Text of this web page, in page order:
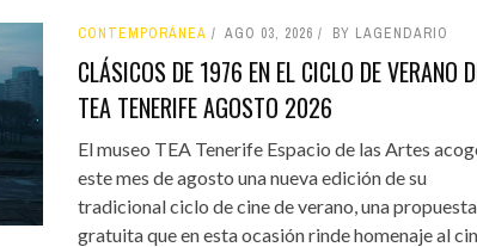
CONTEMPORÁNEA AGO 03, 2026 BY LAGENDARIO
CLÁSICOS DE 1976 EN EL CICLO DE VERANO
TEA TENERIFE AGOSTO 2026
El museo TEA Tenerife Espacio de las Artes
este mes de agosto una nueva edición de su
tradicional ciclo de cine de verano, una propuesta
gratuita que en esta ocasión rinde homenaje al